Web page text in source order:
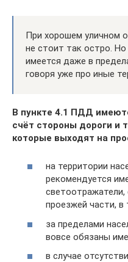
При хорошем уличном
не стоит так остро.
имеется даже в
говоря уже про иные
В пункте 4.1 ПДД
счёт стороны дороги и
которые выходят на
на территории
рекомендуется
светоотражатели,
проезжей части, в
за пределами
вовсе обязаны
в случае